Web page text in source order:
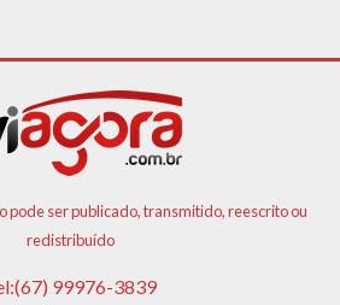
pode ser publicado, transmitido, reescrito ou
redistribuído
99976-3839